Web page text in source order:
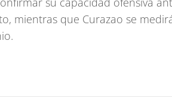
mientras que Curazao se